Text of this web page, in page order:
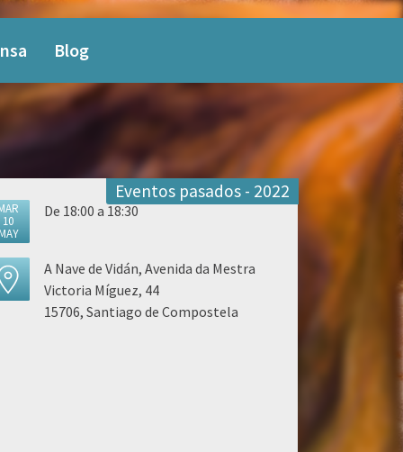
Blog
Eventos pasados - 2022
10
De 18:00 a 18:30
A Nave de Vidán, Avenida da Mestra
Victoria Míguez, 44
15706, Santiago de Compostela